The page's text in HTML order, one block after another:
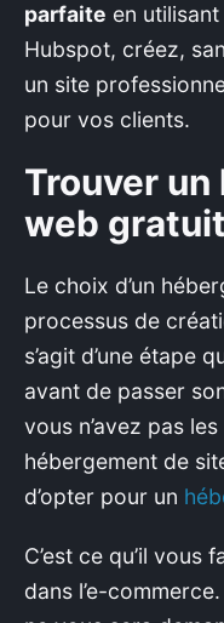
parfaite en utilisant
Hubspot, créez,
un site
pour vos clients.
Trouver
web gratuit
Le choix d’un
processus de
s’agit d’une étape
avant de passer
vous n’avez pas
hébergement de
d’opter pour un
C’est ce qu’il vous
dans l’e-